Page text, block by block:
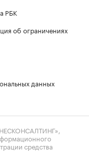
РБК
об ограничениях
данных
средства